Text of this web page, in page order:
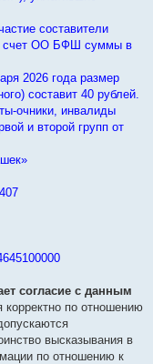
составители
счет ОО БФШ суммы в
2026 года размер
составит 40 рублей.
очники, инвалиды
и второй групп от
согласие с данным
корректно по отношению
высказывания в
по отношению к